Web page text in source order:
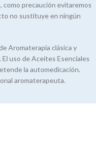
precaución evitaremos
no sustituye en ningún
Aromaterapia clásica y
uso de Aceites Esenciales
la automedicación.
aromaterapeuta.